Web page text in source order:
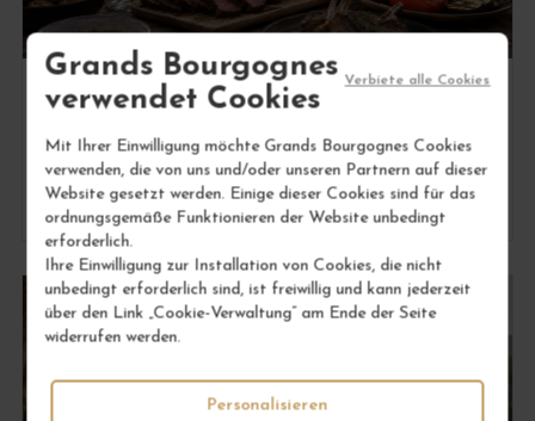
Grands Bourgognes
verwendet Cookies
Mit Ihrer Einwilligung möchte Grands Bourgognes Cookies
verwenden, die von uns und/oder unseren Partnern auf dieser
Website gesetzt werden. Einige dieser Cookies sind für das
ordnungsgemäße Funktionieren der Website unbedingt
erforderlich.
Ihre Einwilligung zur Installation von Cookies, die nicht
unbedingt erforderlich sind, ist freiwillig und kann jederzeit
über den Link „Cookie-Verwaltung“ am Ende der Seite
widerrufen werden.
Verbiete alle Cookies
Personalisieren
SPEISEN & WEIN
Sommergrillabend?
VonManon
Lire l'article